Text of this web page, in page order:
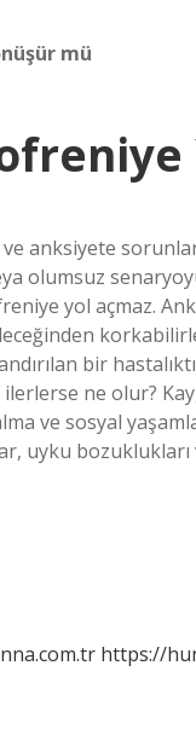
mü
anksiyete
olumsuz
yol açmaz.
bir
ne olur?
ve sosyal
uyku bozuklukları
https://